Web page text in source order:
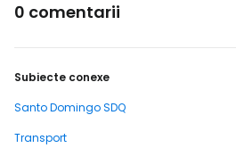
0 comentarii
Subiecte conexe
Santo Domingo SDQ
Transport